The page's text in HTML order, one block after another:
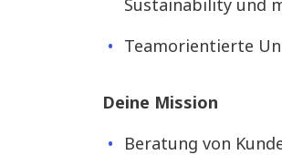
Sustainability und
Teamorientierte
Deine Mission
Beratung von